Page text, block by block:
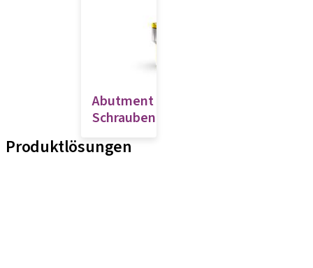
Abutment
Schraubendreher
Produktlösungen